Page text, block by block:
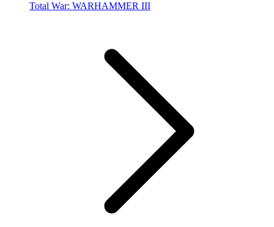
Total War: WARHAMMER III